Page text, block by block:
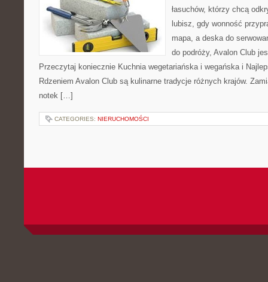
łasuchów, którzy chcą
lubisz, gdy wonność
mapa, a deska do
do podróży, Avalon Club
Przeczytaj koniecznie Kuchnia wegetariańska i wegańska i
Rdzeniem Avalon Club są kulinarne tradycje różnych krajów.
notek […]
CATEGORIES: NIERUCHOMOŚCI